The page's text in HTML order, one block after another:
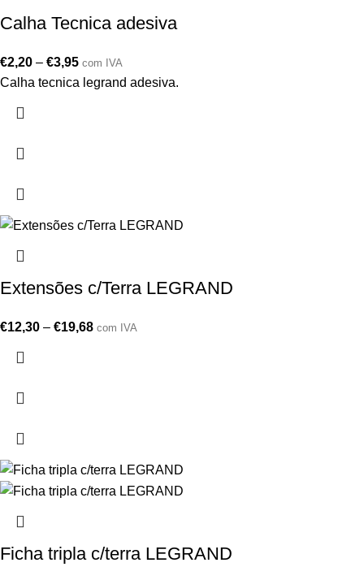
Calha Tecnica adesiva
€2,20 – €3,95 com IVA
Calha tecnica legrand adesiva.
Extensões c/Terra LEGRAND
€12,30 – €19,68 com IVA
Ficha tripla c/terra LEGRAND